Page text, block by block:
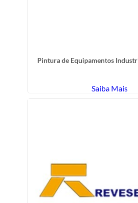
Pintura de Equipamentos
Saiba Mais